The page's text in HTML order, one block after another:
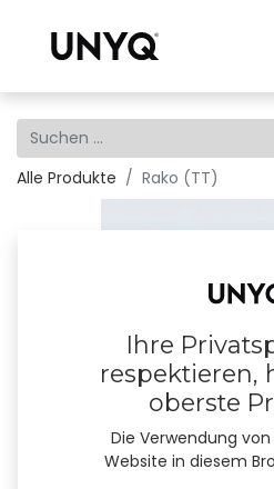
Alle Produkte Rako (TT)
Ihre
respektieren,
oberste
Die Verwendung
Website in diesem